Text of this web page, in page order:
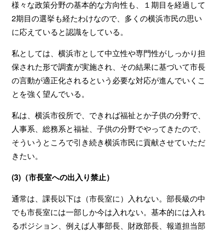
様々な政策分野の基本的な方向性も、１期目を経過して
2期目の選挙も経たわけなので、多くの横浜市民の思い
に応えていると認識をしている。
私としては、横浜市として中立性や専門性がしっかり担
保された形で調査が実施され、その結果に基づいて市長
の言動が適正化されるという必要な対応が進んでいくこ
とを強く望んでいる。
私は、横浜市役所で、できれば福祉とか子供の分野で、
人事系、総務系と福祉、子供の分野でやってきたので、
そういうところで引き続き横浜市民に貢献させていただ
きたい。
(3)（市長室への出入り禁止）
通常は、課長以下は（市長室に）入れない。部長級の中
でも市長室には一部しか今は入れない。基本的には入れ
るポジション、例えば人事部長、財政部長、報道担当部